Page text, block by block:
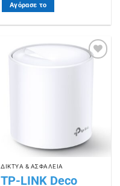
Αγόρασε το
Πρόσθήκη
ΔΙΚΤΥΑ & ΑΣΦΑΛΕΙΑ
TP-LINK Deco